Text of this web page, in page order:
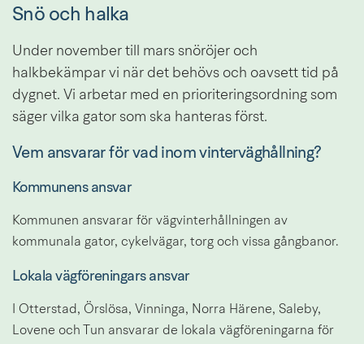
Snö och halka
Under november till mars snöröjer och
halkbekämpar vi när det behövs och oavsett tid på
dygnet. Vi arbetar med en prioriteringsordning som
säger vilka gator som ska hanteras först.
Vem ansvarar för vad inom vinterväghållning?
Kommunens ansvar
Kommunen ansvarar för vägvinterhållningen av
kommunala gator, cykelvägar, torg och vissa gångbanor.
Lokala vägföreningars ansvar
I Otterstad, Örslösa, Vinninga, Norra Härene, Saleby,
Lovene och Tun ansvarar de lokala vägföreningarna för